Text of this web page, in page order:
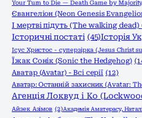
Your Turn to Die — Death Game by Majority
Євангеліон (Neon Genesis
І мертві підуть (The walking dead)
Історичні постаті (45)Історія
Ісус Христос - суперзірка (Jesus Christ
Їжак Сонік (Sonic the Hedgehog)
Аватар (Avatar) - Всі серії (12)
Аватар: Останній захисник (Avatar:
Агенція Локвуд і Кo
Айзек Азімов (2)Академія Аматерасу,